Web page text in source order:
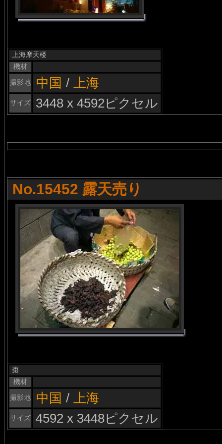
上海摩天楼
機材
撮影地
中国 / 上海
サイズ 3448 x 4592ピクセル
No.15452 露天売り
棗
機材
撮影地
中国 / 上海
サイズ 4592 x 3448ピクセル